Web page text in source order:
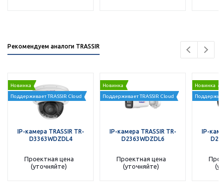
Рекомендуем аналоги TRASSIR
Новинка
Поддерживает TRASSIR Cloud
IP-камера TRASSIR TR-
D3363WDZDL4
Проектная цена
(уточняйте)
Новинка
Поддерживает TRASSIR Cloud
IP-камера TRASSIR TR-
D2363WDZDL6
Проектная цена
(уточняйте)
Новинка
IP-